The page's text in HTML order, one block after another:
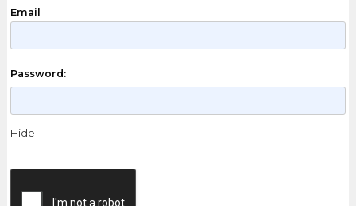
Email
Password:
Hide